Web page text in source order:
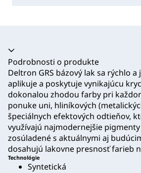
Akordeón sa zrútil
Podrobnosti o produkte
Deltron GRS bázový lak sa rýchlo
aplikuje a poskytuje vynikajúcu
dokonalou zhodou farby pri
ponuke uni, hliníkových
špeciálnych efektových odtieňov,
využívajú najmodernejšie
zosúladené s aktuálnymi aj
dosahujú lakovne presnosť farieb
Technológie
Syntetická